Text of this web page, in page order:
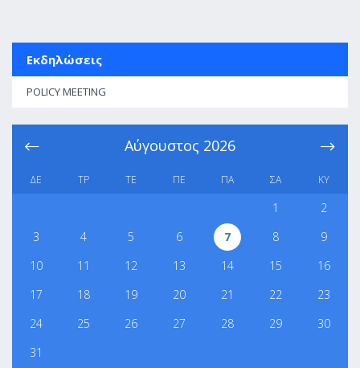
Εκδηλώσεις
POLICY MEETING
Αύγουστος 2026
ΔΕ ΤΡ ΤΕ ΠΕ ΠΑ ΣΑ ΚΥ
1
2
3
4 5 6 7 8
9
10
11 12 13 14 15
16
17
18 19 20 21 22
23
24
25 26 27 28 29
30
31